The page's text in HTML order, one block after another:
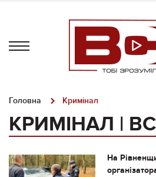
Головна Кримінал
КРИМІНАЛ |
На